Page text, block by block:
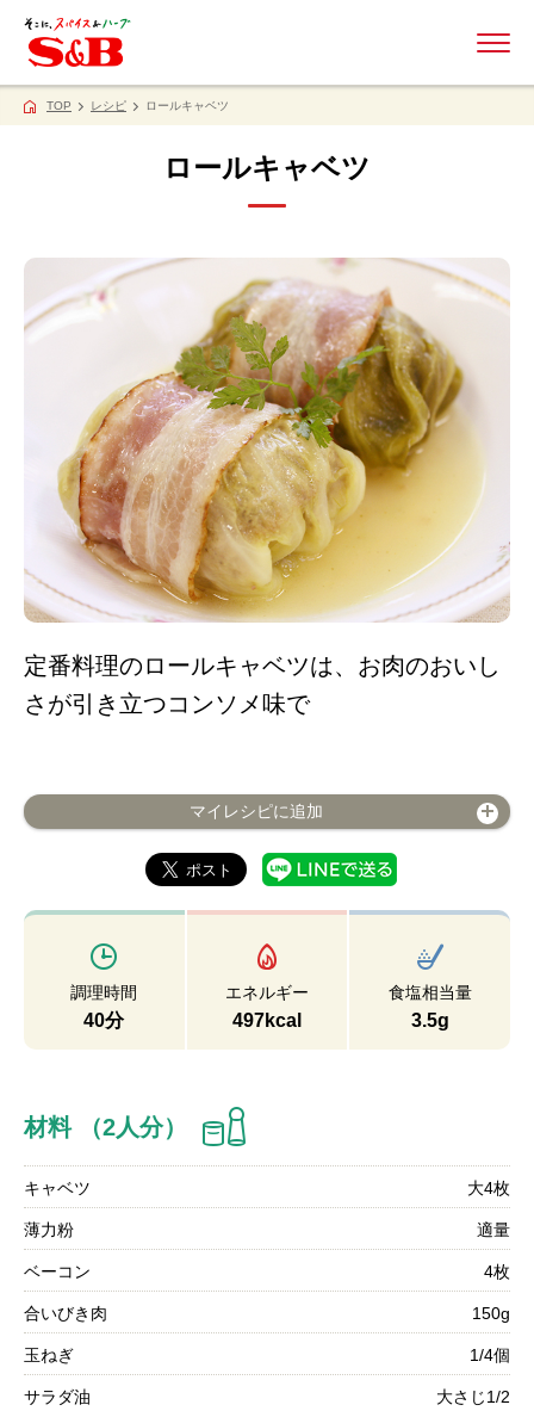
TOP レシピ ロールキャベツ
ロールキャベツ
定番料理のロールキャベツは、お肉のおいし
さが引き立つコンソメ味で
マイレシピに追加
調理時間
40分
エネルギー
497kcal
食塩相当量
3.5g
材料 （2人分）
キャベツ 大4枚
薄力粉 適量
ベーコン 4枚
合いびき肉 150g
玉ねぎ 1/4個
サラダ油 大さじ1/2